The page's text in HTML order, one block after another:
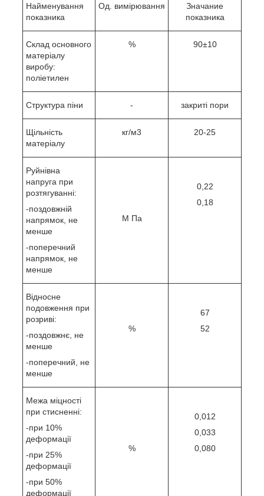
Найменування
показника
Од. вимірювання
Значание
показника
Склад основного
матеріалу
виробу:
поліетилен
% 90±10
Структура піни - закриті пори
Щільність
матеріалу
кг/м3 20-25
Руйнівна
напруга при
розтягуванні:
-поздовжній
напрямок, не
менше
-поперечний
напрямок, не
менше
М Па
0,22
0,18
Відносне
подовження при
розриві:
-поздовжнє, не
менше
-поперечний, не
менше
%
67
52
Межа міцності
при стисненні:
-при 10%
деформації
-при 25%
деформації
-при 50%
деформації
%
0,012
0,033
0,080